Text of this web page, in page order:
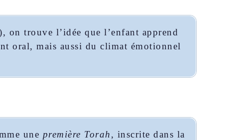
on trouve l’idée que l’enfant apprend
oral, mais aussi du climat émotionnel
une première Torah, inscrite dans la